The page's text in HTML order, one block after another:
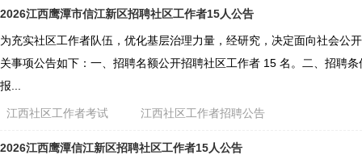
2026江西鹰潭市信江新区招聘社区工作者15人公告
为充实社区工作者队伍，优化基层治理力量，经研究，决定面向社会公
关事项公告如下：一、招聘名额公开招聘社区工作者 15 名。二、招聘
报...
江西社区工作者考试 江西社区工作者招聘公告
2026江西鹰潭信江新区招聘社区工作者15人公告